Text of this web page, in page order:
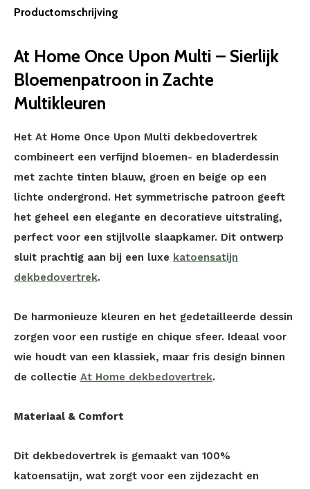
Productomschrijving
At Home Once Upon Multi – Sierlijk
Bloemenpatroon in Zachte
Multikleuren
Het At Home Once Upon Multi dekbedovertrek
combineert een verfijnd bloemen- en bladerdessin
met zachte tinten blauw, groen en beige op een
lichte ondergrond. Het symmetrische patroon geeft
het geheel een elegante en decoratieve uitstraling,
perfect voor een stijlvolle slaapkamer. Dit ontwerp
sluit prachtig aan bij een luxe katoensatijn
dekbedovertrek.
De harmonieuze kleuren en het gedetailleerde dessin
zorgen voor een rustige en chique sfeer. Ideaal voor
wie houdt van een klassiek, maar fris design binnen
de collectie At Home dekbedovertrek.
Materiaal & Comfort
Dit dekbedovertrek is gemaakt van 100%
katoensatijn, wat zorgt voor een zijdezacht en